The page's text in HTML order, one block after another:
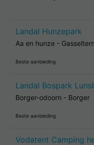
Landal Hunzepark
Aa en hunze -
Beste aanbieding
Landal Bospark
Borger-odoorn - Borger
Beste aanbieding
Vodatent Camping